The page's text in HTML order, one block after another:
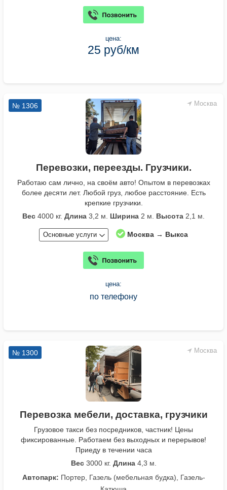
цена:
25 руб/км
Москва
№ 1306
Перевозки, переезды. Грузчики.
Работаю сам лично, на своём авто! Опытом в перевозках
более десяти лет. Любой груз, любое расстояние. Есть
крепкие грузчики.
Вес 4000 кг. Длина 3,2 м. Ширина 2 м. Высота 2,1 м.
Основные услуги Москва → Выкса
цена:
по телефону
Москва
№ 1300
Перевозка мебели, доставка, грузчики
Грузовое такси без посредников, частник! Цены
фиксированные. Работаем без выходных и перерывов!
Приеду в течении часа
Вес3000 кг. Длина4,3 м.
Автопарк: Портер, Газель (мебельная будка), Газель-